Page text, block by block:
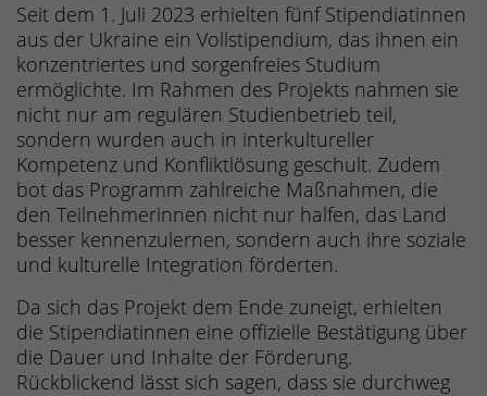
Seit dem 1. Juli 2023 erhielten fünf Stipendiatinnen
aus der Ukraine ein Vollstipendium, das ihnen ein
konzentriertes und sorgenfreies Studium
ermöglichte. Im Rahmen des Projekts nahmen sie
nicht nur am regulären Studienbetrieb teil,
sondern wurden auch in interkultureller
Kompetenz und Konfliktlösung geschult. Zudem
bot das Programm zahlreiche Maßnahmen, die
den Teilnehmerinnen nicht nur halfen, das Land
besser kennenzulernen, sondern auch ihre soziale
und kulturelle Integration förderten.
Da sich das Projekt dem Ende zuneigt, erhielten
die Stipendiatinnen eine offizielle Bestätigung über
die Dauer und Inhalte der Förderung.
Rückblickend lässt sich sagen, dass sie durchweg